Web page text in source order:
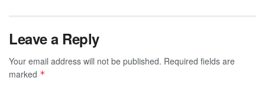
Leave a Reply
Your email address will not be published. Required fields are
marked *